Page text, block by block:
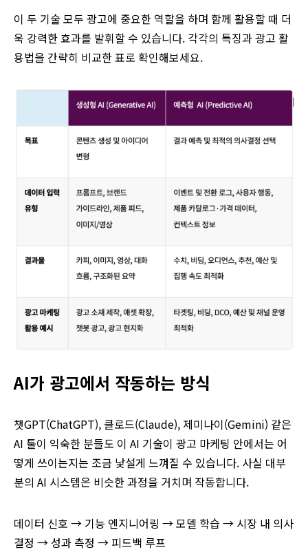
이 두 기술 모두 광고에 중요한 역할을 하며 함께 활용할 때 더
욱 강력한 효과를 발휘할 수 있습니다. 각각의 특징과 광고 활
용법을 간략히 비교한 표로 확인해보세요.
AI가 광고에서 작동하는 방식
챗GPT(ChatGPT), 클로드(Claude), 제미나이(Gemini) 같은
AI 툴이 익숙한 분들도 이 AI 기술이 광고 마케팅 안에서는 어
떻게 쓰이는지는 조금 낯설게 느껴질 수 있습니다. 사실 대부
분의 AI 시스템은 비슷한 과정을 거치며 작동합니다.
데이터 신호 → 기능 엔지니어링 → 모델 학습 → 시장 내 의사
결정 → 성과 측정 → 피드백 루프